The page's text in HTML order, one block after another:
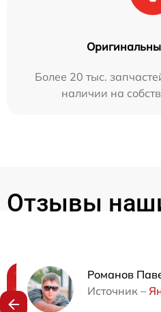
Более 20 тыс.
наличии на
Отзывы
Романов
Источник –
Нужна